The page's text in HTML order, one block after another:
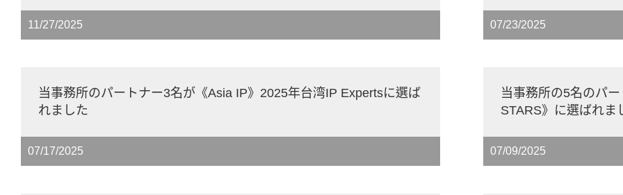
11/27/2025 07/23/2025
当事務所のパートナー3名が《Asia IP》2025年台湾IP Expertsに選ば
れました
07/17/2025
当事務所の5名のパ
STARS》に選ばれま
07/09/2025